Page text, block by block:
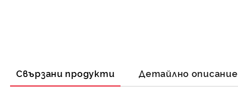
Свързани продукти Детайлно описание